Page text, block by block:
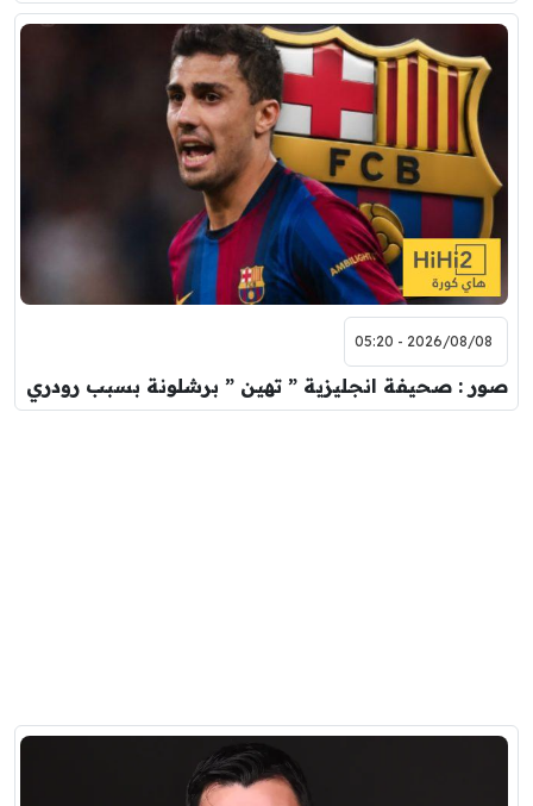
2026/08/08 - 05:20
صور : صحيفة انجليزية ” تهين ” برشلونة بسبب رودري